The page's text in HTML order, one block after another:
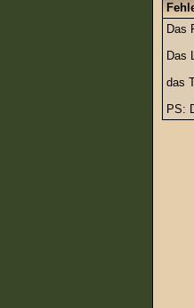
Das
Das
das
PS: